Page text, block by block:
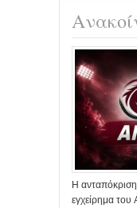
Η
εγχείρημα του